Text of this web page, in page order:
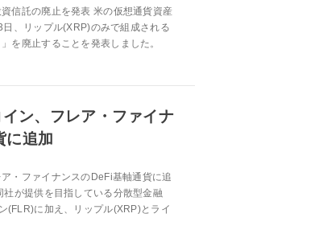
信託の廃止を発表 米の仮想通貨資産
、リップル(XRP)のみで組成される
を廃止することを発表しました。
ン、フレア・ファイナ
に追加
・ファイナンスのDeFi基軸通貨に追
社が提供を目指している分散型金融
(FLR)に加え、リップル(XRP)とライ